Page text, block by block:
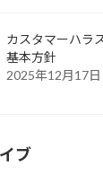
カスタマーハラ
基本方針
2025年12月17日
ブ